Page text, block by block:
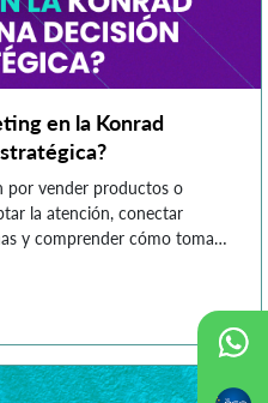
en la Konrad
por vender productos o
la atención, conectar
y comprender cómo toman
se ha convertido
organizaciones. Las